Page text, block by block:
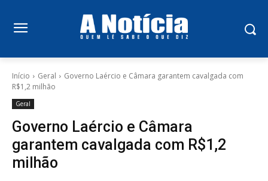
Início Geral
Governo Laércio e Câmara garantem cavalgada com
R$1,2 milhão
Geral
Governo Laércio e Câmara
garantem cavalgada com R$1,2
milhão